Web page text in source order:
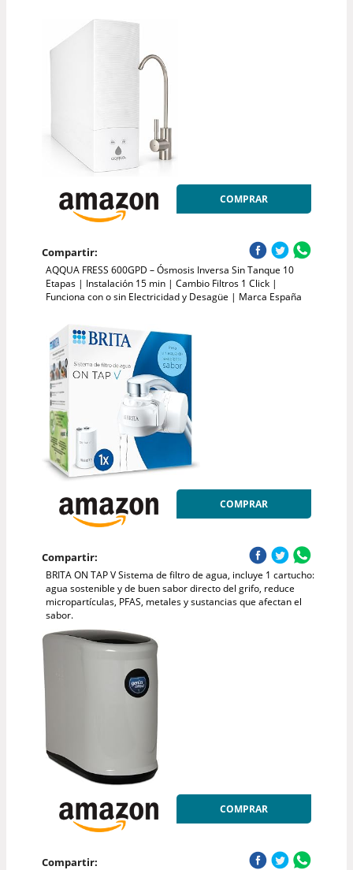
COMPRAR
Compartir:
AQQUA FRESS 600GPD – Ósmosis Inversa Sin Tanque 10
Etapas | Instalación 15 min | Cambio Filtros 1 Click |
Funciona con o sin Electricidad y Desagüe | Marca España
COMPRAR
Compartir:
BRITA ON TAP V Sistema de filtro de agua, incluye 1 cartucho:
agua sostenible y de buen sabor directo del grifo, reduce
micropartículas, PFAS, metales y sustancias que afectan el
sabor.
COMPRAR
Compartir: